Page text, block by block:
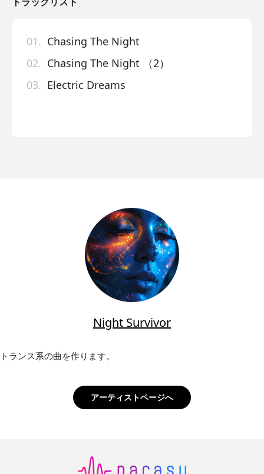
01. Chasing The Night
02. Chasing The Night （2）
03. Electric Dreams
Night Survivor
トランス系の曲を作ります。
アーティストページへ